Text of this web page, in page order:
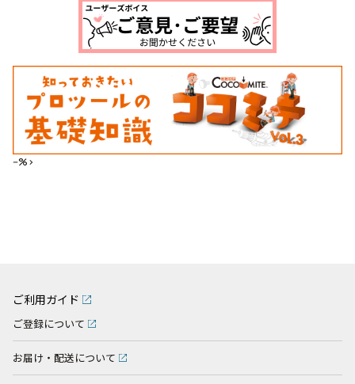
--%>
ご利用ガイド
ご登録について
お届け・配送について